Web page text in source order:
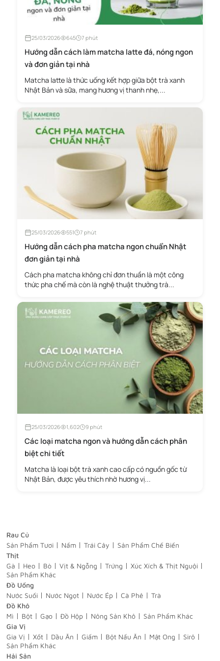
25/03/2026 645 7 phút
Hướng dẫn cách làm matcha latte đá, nóng ngon
và đơn giản tại nhà
Matcha latte là thức uống kết hợp giữa bột trà xanh
Nhật Bản và sữa, mang hương vị thanh nhẹ,...
25/03/2026 551 7 phút
Hướng dẫn cách pha matcha ngon chuẩn Nhật
đơn giản tại nhà
Cách pha matcha không chỉ đơn thuần là một công
thức pha chế mà còn là nghệ thuật thưởng trà...
25/03/2026 1,602 9 phút
Các loại matcha ngon và hướng dẫn cách phân
biệt chi tiết
Matcha là loại bột trà xanh cao cấp có nguồn gốc từ
Nhật Bản, được yêu thích nhờ hương vị...
Rau Củ
Sản Phẩm Tươi
Nấm Trái Cây
Sản Phẩm Chế Biến
Thịt
Gà
Heo Bò Vịt & Ngỗng Trứng
Xúc Xích & Thịt Nguội
Sản Phẩm Khác
Đồ Uống
Nước Suối
Nước Ngọt Nước Ép Cà Phê
Trà
Đồ Khô
Mì
Bột Gạo Đồ Hộp Nông Sản Khô
Sản Phẩm Khác
Gia Vị
Gia Vị
Xốt Dầu Ăn Giấm Bột Nấu Ăn Mật Ong
Sirô
Sản Phẩm Khác
Hải Sản